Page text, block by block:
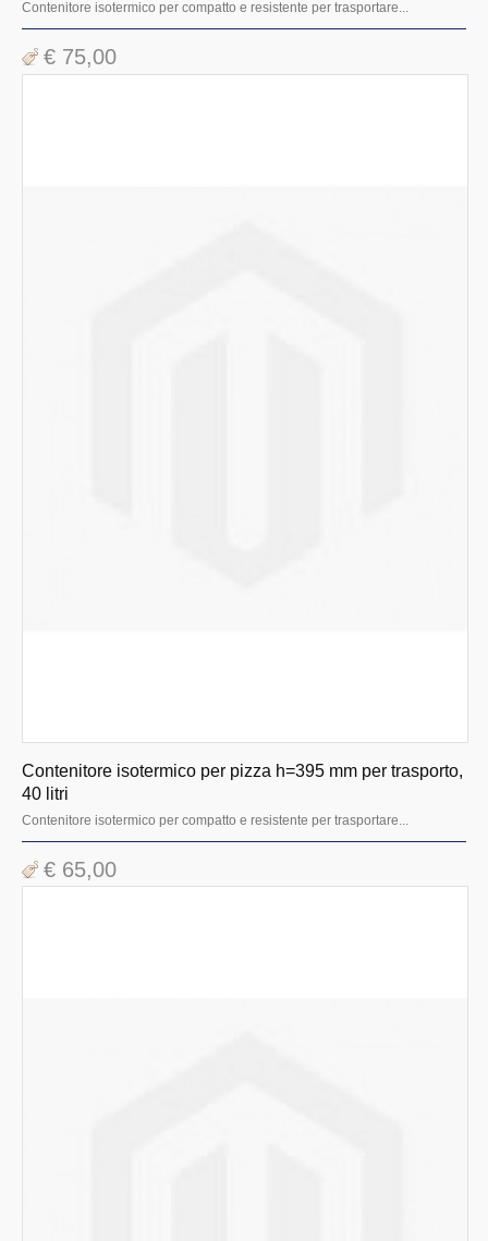
Contenitore isotermico per compatto e resistente per trasportare...
€ 75,00
Contenitore isotermico per pizza h=395 mm per trasporto,
40 litri
Contenitore isotermico per compatto e resistente per trasportare...
€ 65,00